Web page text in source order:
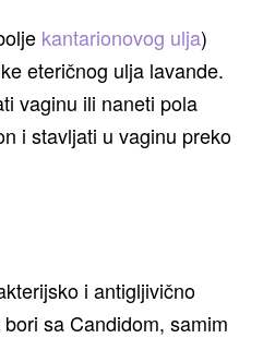
kantarionovog ulja)
eteričnog ulja lavande.
vaginu ili naneti pola
i stavljati u vaginu preko
i antigljivično
sa Candidom, samim